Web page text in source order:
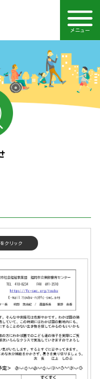
メニュー
支援
情報
情報
業団
やすさ調整
8234
クリック